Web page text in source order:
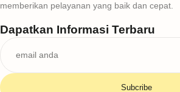
memberikan pelayanan yang baik dan cepat.
Dapatkan Informasi Terbaru
Subcribe